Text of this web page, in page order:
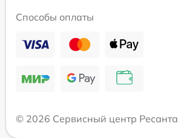
Способы оплаты
© 2026 Сервисный центр Ресанта